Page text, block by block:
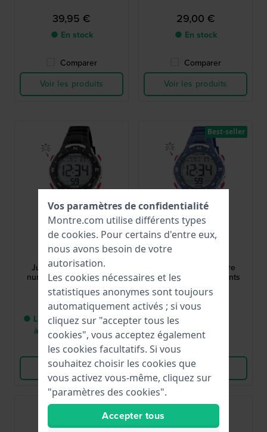
39,95 €
● En stock
Comparer
Voir les produits
29,00 €
● En stock
Comparer
Voir les produits
Calypso Kids
K5801/6
Junior 35 mm Montre
numérique pour enfants
29,00 €
● Livraison entre 5 jours
à 8 jours ouvrables
Comparer
Voir les produits
Calypso Kids
Junior 35 mm Montre
numérique pour enfants
29,00 €
● En stock
Voir les produits
Best-seller
Vos paramètres de confidentialité
Montre.com utilise différents types
de cookies. Pour certains d'entre eux,
nous avons besoin de votre
autorisation.
Les cookies nécessaires et les
statistiques anonymes sont toujours
automatiquement activés ; si vous
cliquez sur "accepter tous les
cookies", vous acceptez également
les cookies facultatifs. Si vous
souhaitez choisir les cookies que
vous activez vous-même, cliquez sur
"paramètres des cookies".
Accepter tous